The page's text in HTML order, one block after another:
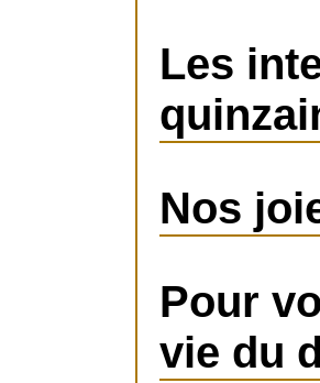
Les
Nos
Pour
vie du